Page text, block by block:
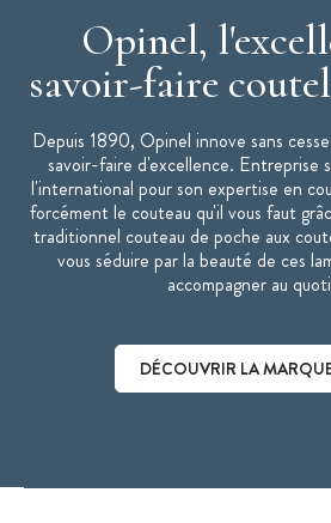
Opinel,
savoir-faire
Depuis 1890, Opinel innove sans
savoir-faire d'excellence. Entreprise
l'international pour son expertise en
forcément le couteau qu'il vous faut
traditionnel couteau de poche aux
vous séduire par la beauté de ces
accompagner au
DÉCOUVRIR LA